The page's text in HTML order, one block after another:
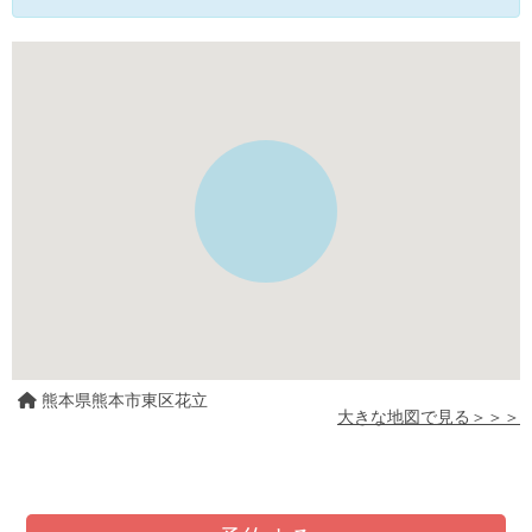
熊本県熊本市東区花立
大きな地図で見る＞＞＞